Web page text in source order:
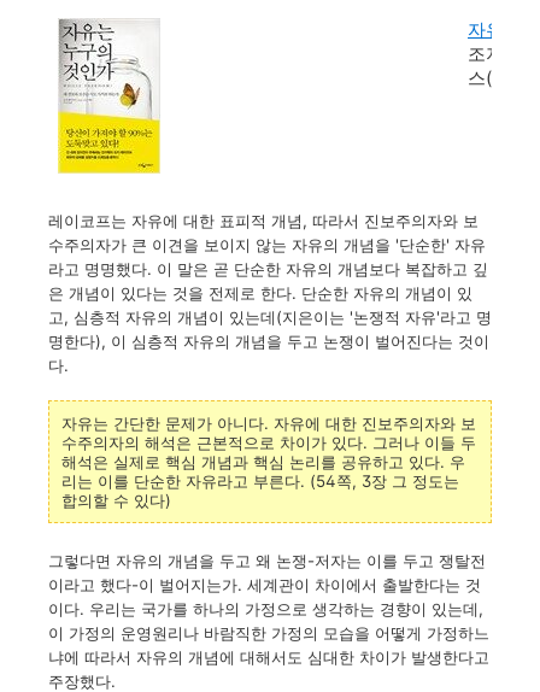
자유는
조지 레
스(웅진
레이코프는 자유에 대한 표피적 개념, 따라서 진보주의자와 보
수주의자가 큰 이견을 보이지 않는 자유의 개념을 '단순한' 자유
라고 명명했다. 이 말은 곧 단순한 자유의 개념보다 복잡하고 깊
은 개념이 있다는 것을 전제로 한다. 단순한 자유의 개념이 있
고, 심층적 자유의 개념이 있는데(지은이는 '논쟁적 자유'라고 명
명한다), 이 심층적 자유의 개념을 두고 논쟁이 벌어진다는 것이
다.
자유는 간단한 문제가 아니다. 자유에 대한 진보주의자와 보
수주의자의 해석은 근본적으로 차이가 있다. 그러나 이들 두
해석은 실제로 핵심 개념과 핵심 논리를 공유하고 있다. 우
리는 이를 단순한 자유라고 부른다. (54쪽, 3장 그 정도는
합의할 수 있다)
그렇다면 자유의 개념을 두고 왜 논쟁-저자는 이를 두고 쟁탈전
이라고 했다-이 벌어지는가. 세계관이 차이에서 출발한다는 것
이다. 우리는 국가를 하나의 가정으로 생각하는 경향이 있는데,
이 가정의 운영원리나 바람직한 가정의 모습을 어떻게 가정하느
냐에 따라서 자유의 개념에 대해서도 심대한 차이가 발생한다고
주장했다.